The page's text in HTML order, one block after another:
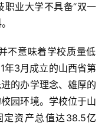
业大学不具备“双一
年3月成立的山西省第
的办学理念、雄厚的
园环境。学校位于山
定资产总值达38.5亿